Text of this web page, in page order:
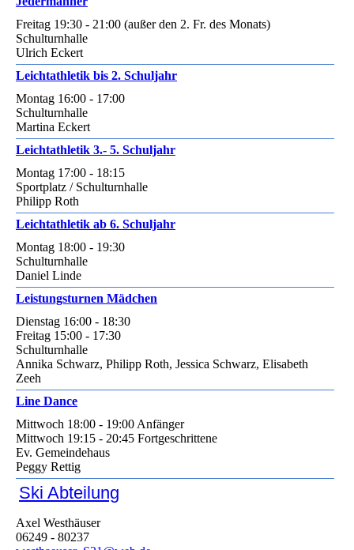
Freitag 19:30 - 21:00 (außer den 2. Fr. des Monats)
Schulturnhalle
Ulrich Eckert
Leichtathletik bis 2. Schuljahr
Montag 16:00 - 17:00
Schulturnhalle
Martina Eckert
Leichtathletik 3.- 5. Schuljahr
Montag 17:00 - 18:15
Sportplatz / Schulturnhalle
Philipp Roth
Leichtathletik ab 6. Schuljahr
Montag 18:00 - 19:30
Schulturnhalle
Daniel Linde
Leistungsturnen Mädchen
Dienstag 16:00 - 18:30
Freitag 15:00 - 17:30
Schulturnhalle
Annika Schwarz, Philipp Roth, Jessica Schwarz, Elisabeth
Zeeh
Line Dance
Mittwoch 18:00 - 19:00 Anfänger
Mittwoch 19:15 - 20:45 Fortgeschrittene
Ev. Gemeindehaus
Peggy Rettig
Ski Abteilung
Axel Westhäuser
06249 - 80237